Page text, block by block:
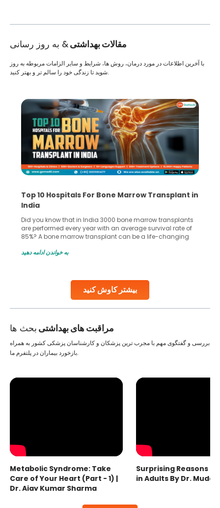
مقالات بهداشتی& به روز رسانی
بیشتر کاوش کنید
با آخرین اطلاعات در مورد درمان، روش ها، شرایط و سایر الزامات مربوطه به روز
شوید تا زندگی خود را سالم تر و بهتر کنید.
Top 10 Hospitals For Bone Marrow Transplant in
India
Did you know that in India 3000 bone marrow transplants
are performed every year with an average survival rate of
85%? A bone marrow transplant can be a life-changing
make all the difference. India has some of the world’s
به خواندن ادامه دهید
مراقبت های بهداشتی بحث ها
بررسی و گفتگوی مهم با مجرب ترین پزشکان و کارشناسان پزشکی کشور به همراه
بازخورد بیماران در پلتفرم ما.
Metabolic Syndrome: Take
Care of Your Heart (Part - 1) |
Dr. Ajay Kumar Sharma
Surprising Reasons
in Adults By Dr.